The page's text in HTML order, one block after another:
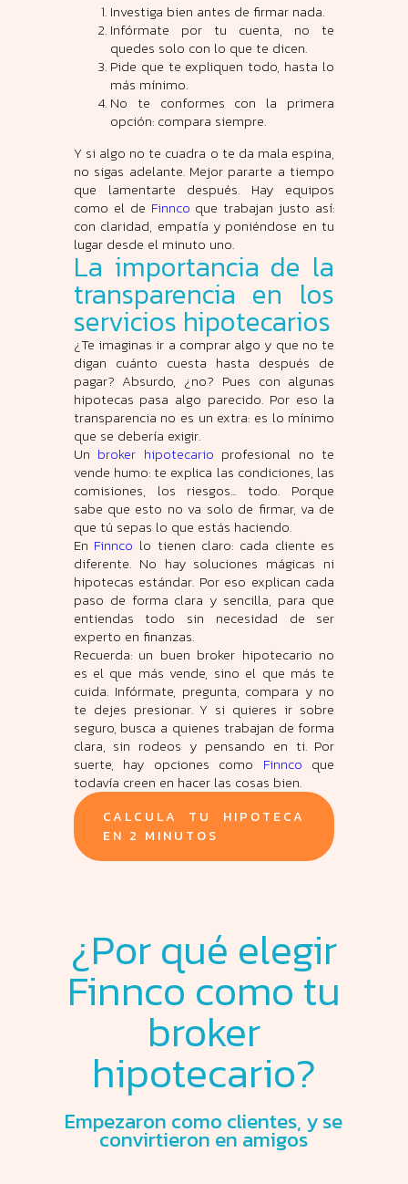
Investiga bien antes de firmar nada.
Infórmate por tu cuenta, no te
quedes solo con lo que te dicen.
Pide que te expliquen todo, hasta lo
más mínimo.
No te conformes con la primera
opción: compara siempre.
Y si algo no te cuadra o te da mala espina,
no sigas adelante. Mejor pararte a tiempo
que lamentarte después. Hay equipos
como el de Finnco que trabajan justo así:
con claridad, empatía y poniéndose en tu
lugar desde el minuto uno.
La importancia de la
transparencia en los
servicios hipotecarios
¿Te imaginas ir a comprar algo y que no te
digan cuánto cuesta hasta después de
pagar? Absurdo, ¿no? Pues con algunas
hipotecas pasa algo parecido. Por eso la
transparencia no es un extra: es lo mínimo
que se debería exigir.
Un broker hipotecario profesional no te
vende humo: te explica las condiciones, las
comisiones, los riesgos... todo. Porque
sabe que esto no va solo de firmar, va de
que tú sepas lo que estás haciendo.
En Finnco lo tienen claro: cada cliente es
diferente. No hay soluciones mágicas ni
hipotecas estándar. Por eso explican cada
paso de forma clara y sencilla, para que
entiendas todo sin necesidad de ser
experto en finanzas.
Recuerda: un buen broker hipotecario no
es el que más vende, sino el que más te
cuida. Infórmate, pregunta, compara y no
te dejes presionar. Y si quieres ir sobre
seguro, busca a quienes trabajan de forma
clara, sin rodeos y pensando en ti. Por
suerte, hay opciones como Finnco que
todavía creen en hacer las cosas bien.
CALCULA TU HIPOTECA
EN 2 MINUTOS
¿Por qué elegir
Finnco como tu
broker
hipotecario?
Empezaron como clientes, y se
convirtieron en amigos